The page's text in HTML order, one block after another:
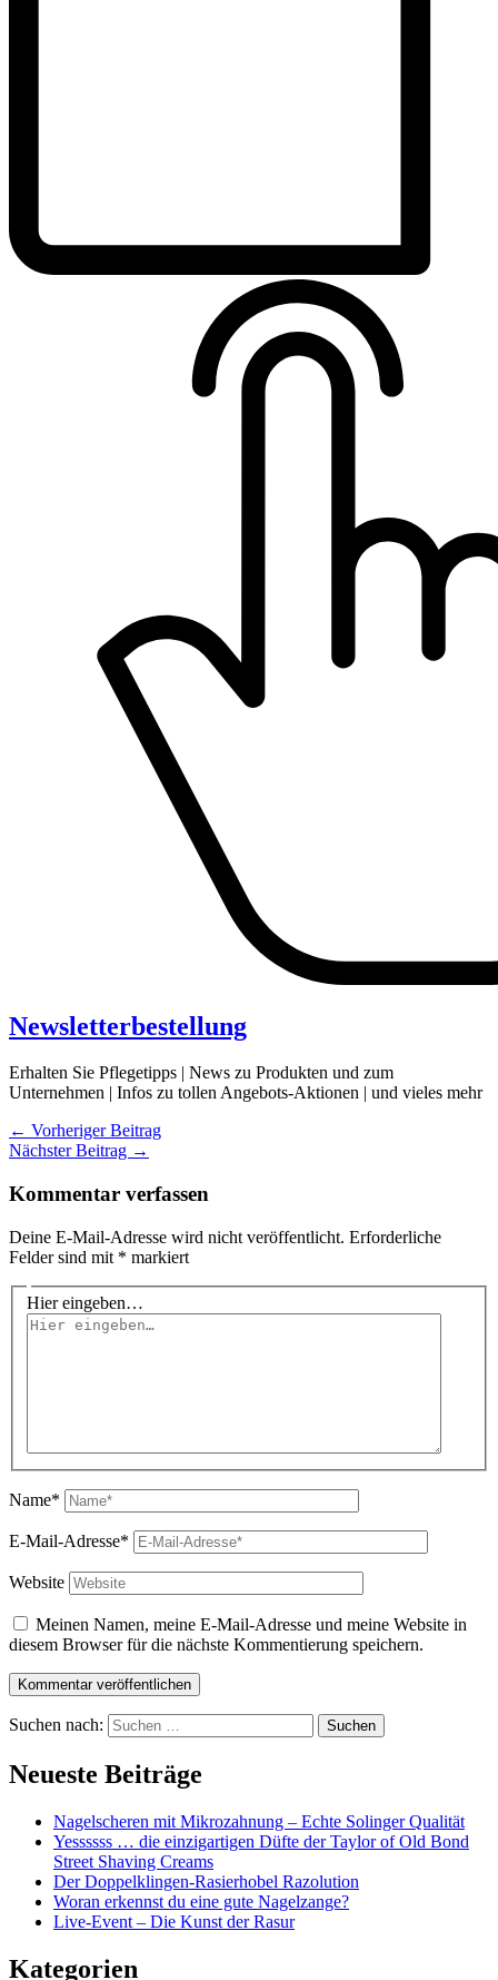
Newsletterbestellung
Erhalten Sie Pflegetipps | News zu Produkten und zum
Unternehmen | Infos zu tollen Angebots-Aktionen | und vieles mehr
← Vorheriger Beitrag
Nächster Beitrag →
Kommentar verfassen
Deine E-Mail-Adresse wird nicht veröffentlicht. Erforderliche
Felder sind mit * markiert
Hier eingeben…
Name*
E-Mail-Adresse*
Website
Meinen Namen, meine E-Mail-Adresse und meine Website in
diesem Browser für die nächste Kommentierung speichern.
Suchen nach:
Neueste Beiträge
Nagelscheren mit Mikrozahnung – Echte Solinger Qualität
Yessssss … die einzigartigen Düfte der Taylor of Old Bond
Street Shaving Creams
Der Doppelklingen-Rasierhobel Razolution
Woran erkennst du eine gute Nagelzange?
Live-Event – Die Kunst der Rasur
Kategorien